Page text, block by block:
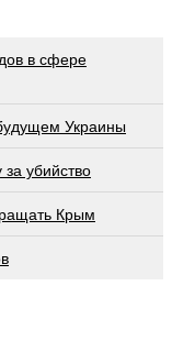
в сфере
Украины
за убийство
Крым